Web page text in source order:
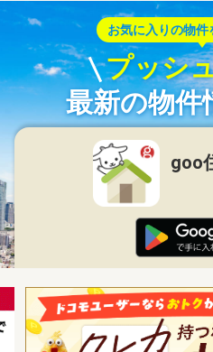
お気に入りの物件
プッシ
最新の物件
goo